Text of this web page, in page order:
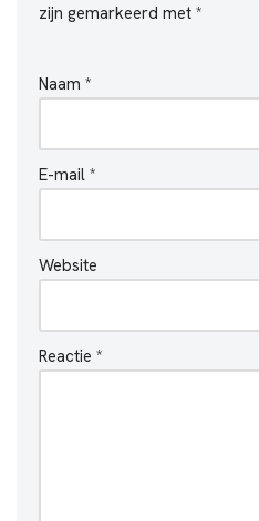
zijn gemarkeerd met *
Naam *
E-mail *
Website
Reactie *